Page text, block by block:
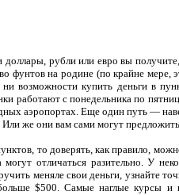
доллары, рубли или евро вы
фунтов на родине (по крайне
возможности купить деньги в
работают с понедельника по
аэропортах. Еще один путь —
же они вам сами могут
то доверять, как правило,
отличаться разительно. У
меняле свои деньги, узнайте
$500. Самые наглые курсы